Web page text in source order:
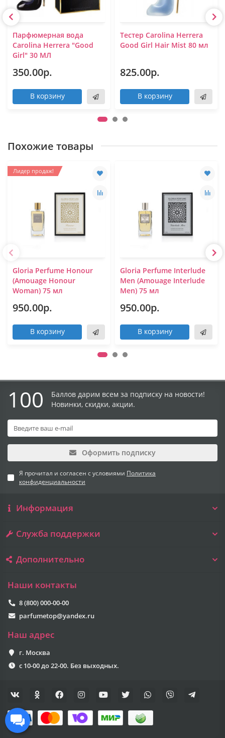
Парфюмерная вода
Carolina Herrera "Good
Girl" 30 МЛ
350.00р.
В корзину
Тестер Carolina Herrera
Good Girl Hair Mist 80 мл
825.00р.
В корзину
Похожие товары
Лидер продаж!
Gloria Perfume Honour
(Amouage Honour
Woman) 75 мл
950.00р.
В корзину
Gloria Perfume Interlude
Men (Amouage Interlude
Men) 75 мл
950.00р.
В корзину
100
Баллов дарим всем за подписку на новости!
Новинки, скидки, акции.
Оформить подписку
Я прочитал и согласен с условиями Политика
конфиденциальности
Информация
Служба поддержки
Дополнительно
Наши контакты
8 (800) 000-00-00
parfumetop@yandex.ru
Наш адрес
г. Москва
с 10-00 до 22-00. Без выходных.